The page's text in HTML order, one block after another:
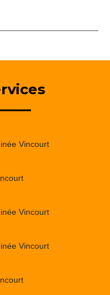
Vincourt
Vincourt
Vincourt